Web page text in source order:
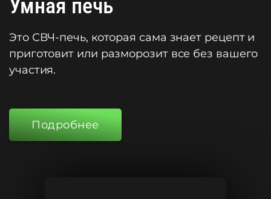
Умная печь
Это СВЧ-печь, которая сама знает рецепт и
приготовит или разморозит все без вашего
участия.
Подробнее